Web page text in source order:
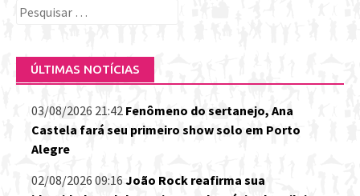
Pesquisar
ÚLTIMAS NOTÍCIAS
03/08/2026 21:42 Fenômeno do sertanejo, Ana
Castela fará seu primeiro show solo em Porto
Alegre
02/08/2026 09:16 João Rock reafirma sua